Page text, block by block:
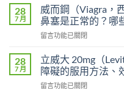
犀
利
士
會
癮
嗎？
效
度
超
級
艾
達
雙
效
片
28
7 月
威而鋼（Viagra，
鼻塞是正常的？哪
在
而
鋼
（Viagra，
西
留言功能已關閉
28
7 月
立威大 20mg（
障礙的服用方法、
在
留言功能已關閉